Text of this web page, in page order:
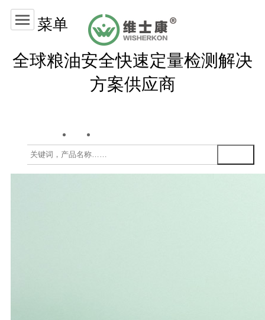
全球粮油安全快速定量检测解决
方案供应商
菜单